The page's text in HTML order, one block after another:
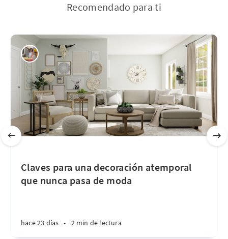
Recomendado para ti
Claves para una decoración atemporal
que nunca pasa de moda
hace 23 días • 2 min de lectura